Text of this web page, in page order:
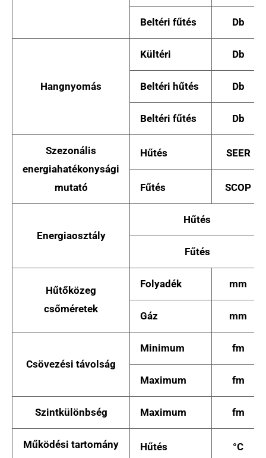
Beltéri fűtés Db
Hangnyomás
Kültéri Db
Beltéri hűtés Db
Beltéri fűtés Db
Szezonális
energiahatékonysági
mutató
Hűtés SEER
Fűtés SCOP
Energiaosztály
Hűtés
Fűtés
Hűtőközeg
csőméretek
Folyadék mm
Gáz mm
Csövezési távolság
Minimum fm
Maximum fm
Szintkülönbség Maximum fm
Működési tartomány
Hűtés °C